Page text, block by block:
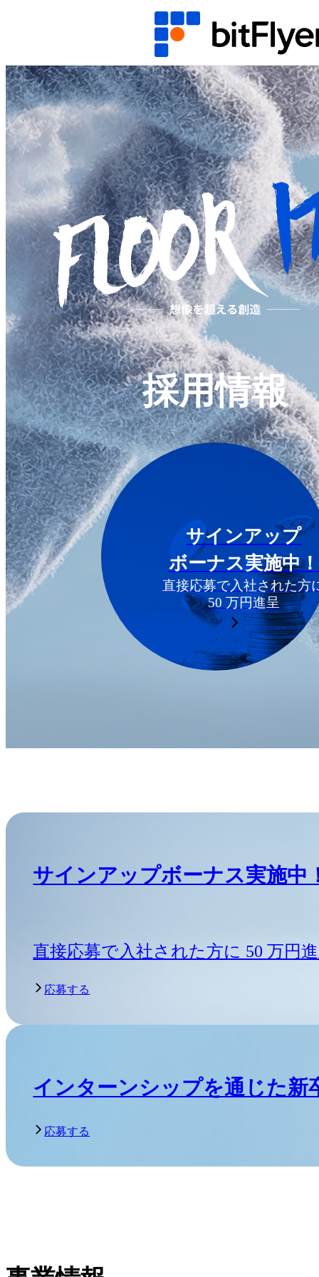
採用情報
サインアップ
ボーナス実施中！
直接応募で入社された方
50 万円進呈
サインアップボーナス実施中
直接応募で入社された方に 50 万円
応募する
インターンシップを通じた新
応募する